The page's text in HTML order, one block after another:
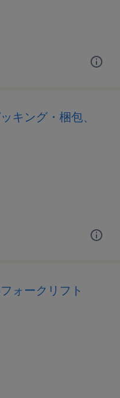
キング・梱包、
ォークリフト